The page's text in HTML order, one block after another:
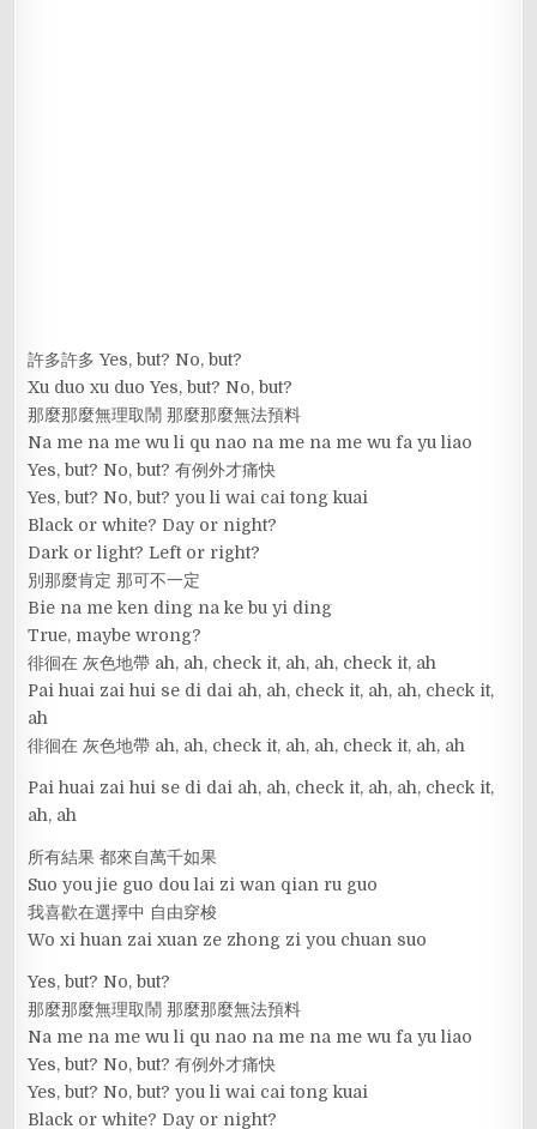
許多許多 Yes, but? No, but?
Xu duo xu duo Yes, but? No, but?
那麼那麼無理取鬧 那麼那麼無法預料
Na me na me wu li qu nao na me na me wu fa yu liao
Yes, but? No, but? 有例外才痛快
Yes, but? No, but? you li wai cai tong kuai
Black or white? Day or night?
Dark or light? Left or right?
別那麼肯定 那可不一定
Bie na me ken ding na ke bu yi ding
True, maybe wrong?
徘徊在 灰色地帶 ah, ah, check it, ah, ah, check it, ah
Pai huai zai hui se di dai ah, ah, check it, ah, ah, check it,
ah
徘徊在 灰色地帶 ah, ah, check it, ah, ah, check it, ah, ah
Pai huai zai hui se di dai ah, ah, check it, ah, ah, check it,
ah, ah
所有結果 都來自萬千如果
Suo you jie guo dou lai zi wan qian ru guo
我喜歡在選擇中 自由穿梭
Wo xi huan zai xuan ze zhong zi you chuan suo
Yes, but? No, but?
那麼那麼無理取鬧 那麼那麼無法預料
Na me na me wu li qu nao na me na me wu fa yu liao
Yes, but? No, but? 有例外才痛快
Yes, but? No, but? you li wai cai tong kuai
Black or white? Day or night?